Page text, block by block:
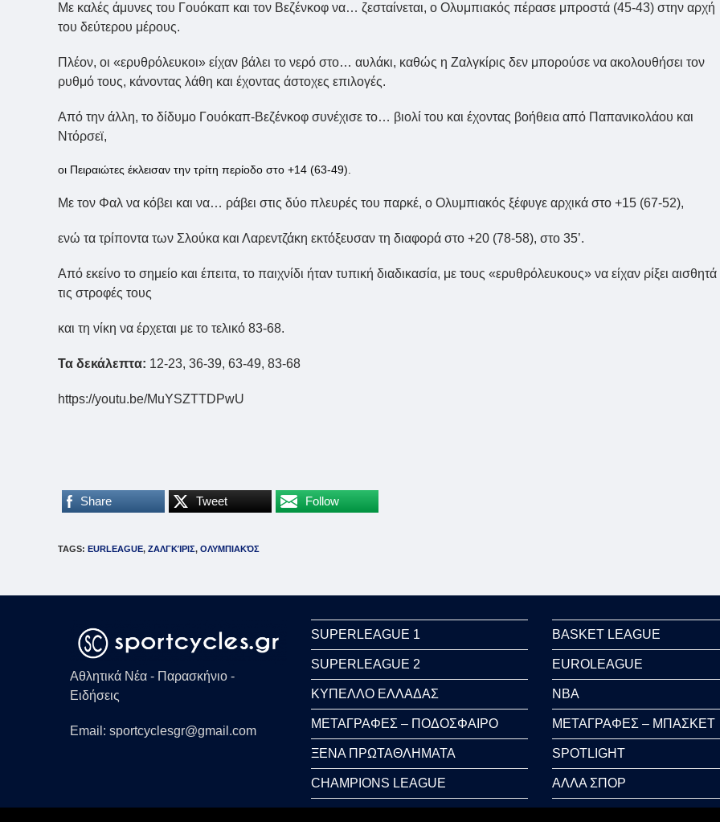
Με καλές άμυνες του Γουόκαπ και τον Βεζένκοφ να… ζεσταίνεται, ο Ολυμπιακός πέρασε μπροστά (45-43) στην αρχή
του δεύτερου μέρους.
Πλέον, οι «ερυθρόλευκοι» είχαν βάλει το νερό στο… αυλάκι, καθώς η Ζαλγκίρις δεν μπορούσε να ακολουθήσει τον
ρυθμό τους, κάνοντας λάθη και έχοντας άστοχες επιλογές.
Από την άλλη, το δίδυμο Γουόκαπ-Βεζένκοφ συνέχισε το… βιολί του και έχοντας βοήθεια από Παπανικολάου και
Ντόρσεϊ,
οι Πειραιώτες έκλεισαν την τρίτη περίοδο στο +14 (63-49).
Με τον Φαλ να κόβει και να… ράβει στις δύο πλευρές του παρκέ, ο Ολυμπιακός ξέφυγε αρχικά στο +15 (67-52),
ενώ τα τρίποντα των Σλούκα και Λαρεντζάκη εκτόξευσαν τη διαφορά στο +20 (78-58), στο 35’.
Από εκείνο το σημείο και έπειτα, το παιχνίδι ήταν τυπική διαδικασία, με τους «ερυθρόλευκους» να είχαν ρίξει αισθητά
τις στροφές τους
και τη νίκη να έρχεται με το τελικό 83-68.
Τα δεκάλεπτα: 12-23, 36-39, 63-49, 83-68
https://youtu.be/MuYSZTTDPwU
Share Tweet Follow
TAGS: EURLEAGUE, ΖΑΛΓΚΊΡΙΣ, ΟΛΥΜΠΙΑΚΌΣ
Αθλητικά Νέα - Παρασκήνιο -
Ειδήσεις
Email: sportcyclesgr@gmail.com
SUPERLEAGUE 1
SUPERLEAGUE 2
ΚΥΠΕΛΛΟ ΕΛΛΑΔΑΣ
ΜΕΤΑΓΡΑΦΕΣ – ΠΟΔΟΣΦΑΙΡΟ
ΞΕΝΑ ΠΡΩΤΑΘΛΗΜΑΤΑ
CHAMPIONS LEAGUE
BASKET LEAGUE
EUROLEAGUE
NBA
ΜΕΤΑΓΡΑΦΕΣ – ΜΠΑΣΚΕΤ
SPOTLIGHT
ΑΛΛΑ ΣΠΟΡ